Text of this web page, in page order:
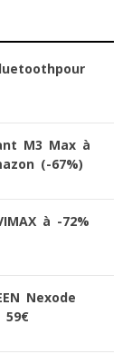
M3 Max à
(-67%)
à -72%
Nexode
59€